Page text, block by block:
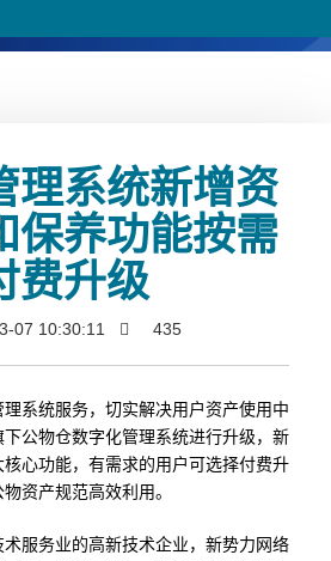
理系统新增资
保养功能按需
费升级
07 10:30:11 435
系统服务，切实解决用户资产使用中
公物仓数字化管理系统进行升级，新
心功能，有需求的用户可选择付费升
资产规范高效利用。
服务业的高新技术企业，新势力网络